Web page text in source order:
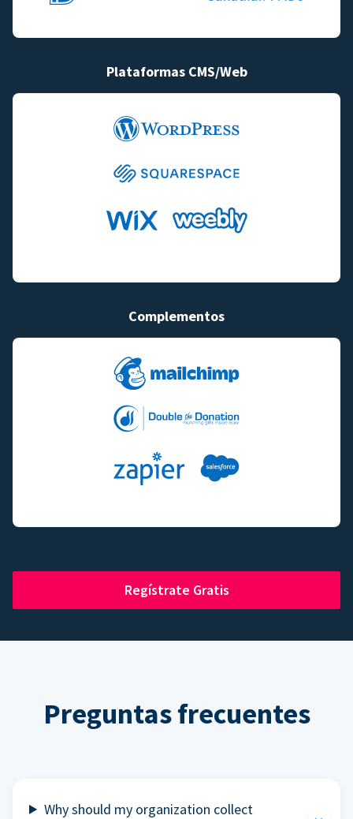
Plataformas CMS/Web
Complementos
Regístrate Gratis
Preguntas frecuentes
Why should my organization collect